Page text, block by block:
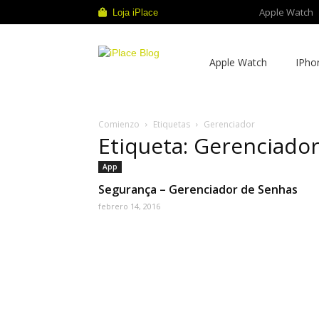
Loja iPlace Apple Watch
Apple Watch
Comienzo Etiquetas Gerenciador
Etiqueta: Gerenciador
App
Segurança – Gerenciador de Senhas
febrero 14, 2016